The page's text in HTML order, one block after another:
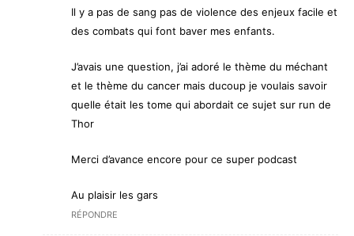
Il y a pas de sang pas de violence des enjeux facile et
des combats qui font baver mes enfants.
J’avais une question, j’ai adoré le thème du méchant
et le thème du cancer mais ducoup je voulais savoir
quelle était les tome qui abordait ce sujet sur run de
Thor
Merci d’avance encore pour ce super podcast
Au plaisir les gars
RÉPONDRE